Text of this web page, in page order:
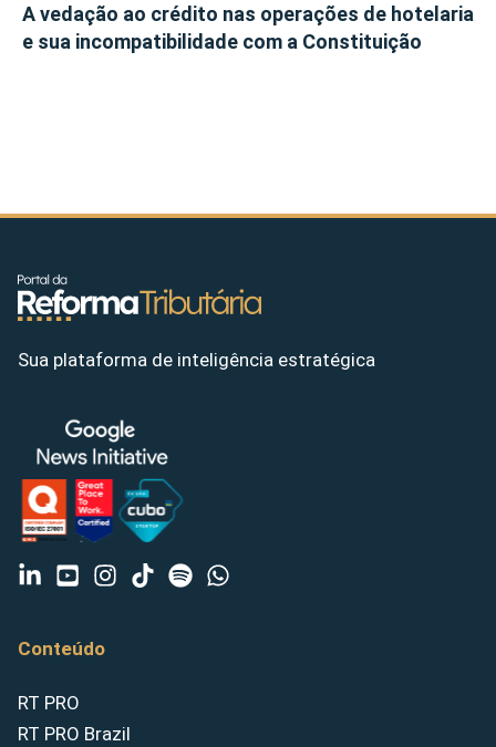
A vedação ao crédito nas operações de hotelaria
e sua incompatibilidade com a Constituição
Sua plataforma de inteligência estratégica
Conteúdo
RT PRO
RT PRO Brazil